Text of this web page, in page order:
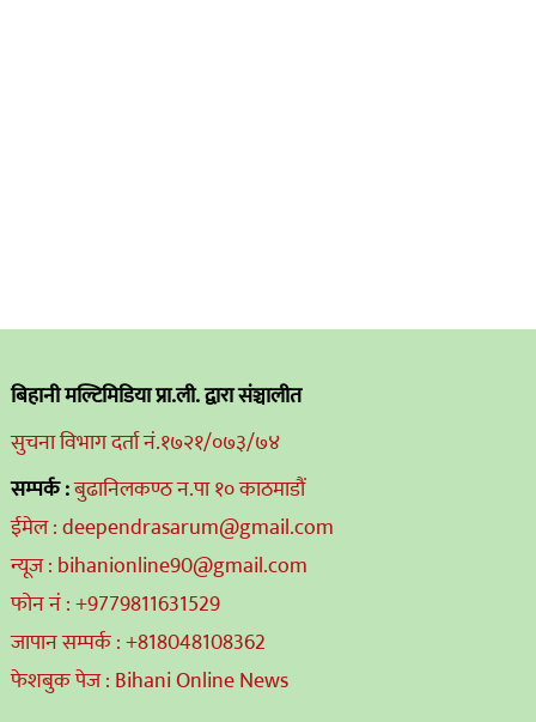
बिहानी मल्टिमिडिया प्रा.ली. द्वारा संञ्चालीत
सुचना विभाग दर्ता नं.१७२१/०७३/७४
सम्पर्क :बुढानिलकण्ठ न.पा १० काठमाडौं
ईमेल : deependrasarum@gmail.com
न्यूज : bihanionline90@gmail.com
फोन नं : +9779811631529
जापान सम्पर्क : +818048108362
फेशबुक पेज : Bihani Online News